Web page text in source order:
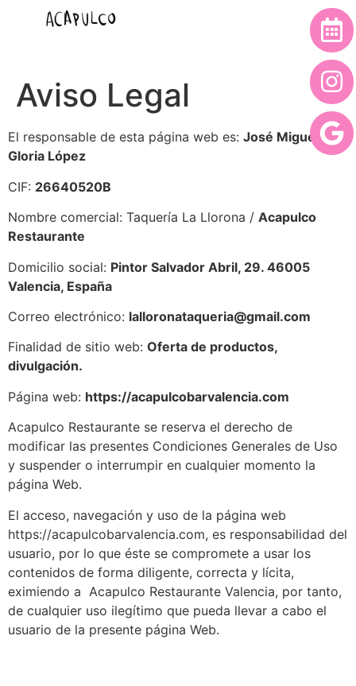
Aviso Legal
El responsable de esta página web es: José Miguel
Gloria López
CIF: 26640520B
Nombre comercial: Taquería La Llorona / Acapulco
Restaurante
Domicilio social: Pintor Salvador Abril, 29. 46005
Valencia, España
Correo electrónico: lalloronataqueria@gmail.com
Finalidad de sitio web: Oferta de productos,
divulgación.
Página web: https://acapulcobarvalencia.com
Acapulco Restaurante se reserva el derecho de
modificar las presentes Condiciones Generales de Uso
y suspender o interrumpir en cualquier momento la
página Web.
El acceso, navegación y uso de la página web
https://acapulcobarvalencia.com, es responsabilidad del
usuario, por lo que éste se compromete a usar los
contenidos de forma diligente, correcta y lícita,
eximiendo a Acapulco Restaurante Valencia, por tanto,
de cualquier uso ilegítimo que pueda llevar a cabo el
usuario de la presente página Web.